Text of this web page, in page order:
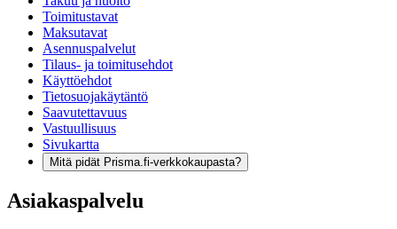
Toimitustavat
Maksutavat
Asennuspalvelut
Tilaus- ja toimitusehdot
Käyttöehdot
Tietosuojakäytäntö
Saavutettavuus
Vastuullisuus
Sivukartta
Mitä pidät Prisma.fi-verkkokaupasta?
Asiakaspalvelu